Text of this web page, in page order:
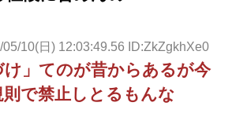
05/10(日) 12:03:49.56 ID:ZkZgkhXe0
け」てのが昔からあるが今
で禁止しとるもんな